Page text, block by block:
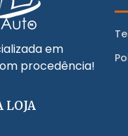
em
procedência!
LOJA